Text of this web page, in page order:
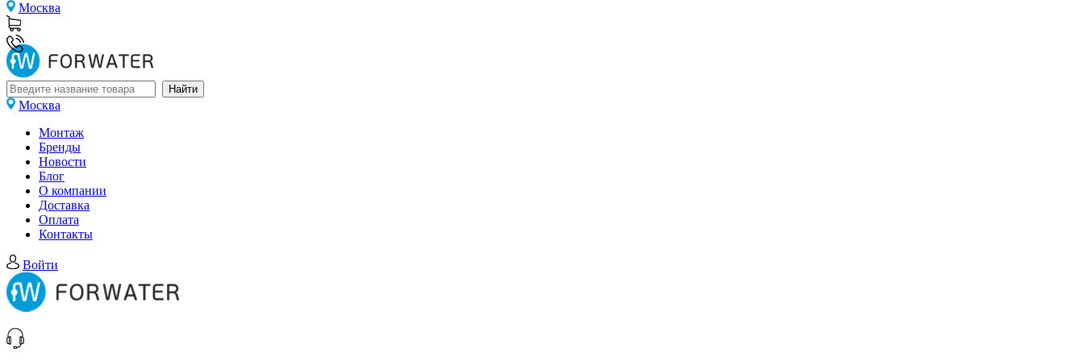
Москва
Москва
Монтаж
Бренды
Новости
Блог
О компании
Доставка
Оплата
Контакты
Войти